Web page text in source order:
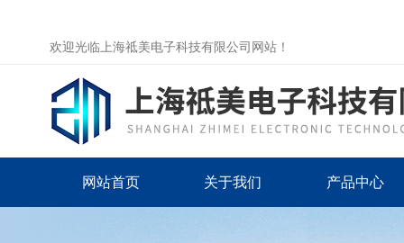
欢迎光临上海祗美电子科技有限公司网站！
网站首页 关于我们 产品中心